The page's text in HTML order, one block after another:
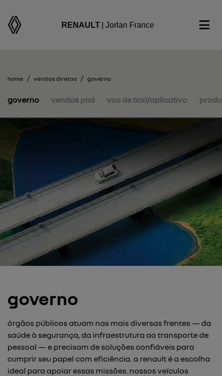
RENAULT | Jorlan France
home vendas diretas governo
vendas pcd vou de taxi/aplicativo
governo
governo
órgãos públicos atuam nas mais diversas frentes — da
saúde à segurança, da infraestrutura ao transporte de
pessoal — e precisam de soluções confiáveis para
cumprir seu papel com eficiência. a renault é a escolha
ideal para apoiar essas missões. nossos veículos